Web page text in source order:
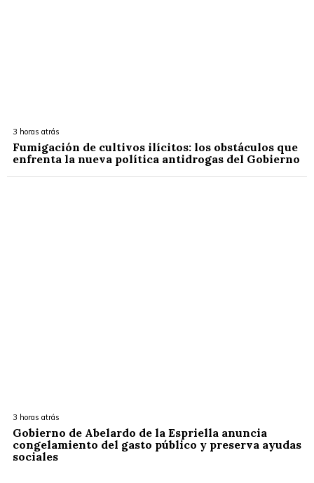
3 horas atrás
Fumigación de cultivos ilícitos: los obstáculos que
enfrenta la nueva política antidrogas del Gobierno
3 horas atrás
Gobierno de Abelardo de la Espriella anuncia
congelamiento del gasto público y preserva ayudas
sociales